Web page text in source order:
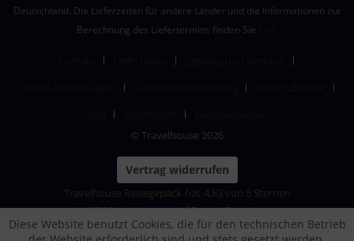
Deutschland. Die Lieferzeiten für andere Länder und die Informationen zur
Berechnung des Liefertermins finden Sie
© Travelhouse 2026
Vertrag widerrufen
Travelhouse Reisegepäck hat 4,83 von 5 Sternen
|1876Bewertungen auf ProvenExpert.com
Diese Website benutzt Cookies, die für den technischen Betrieb